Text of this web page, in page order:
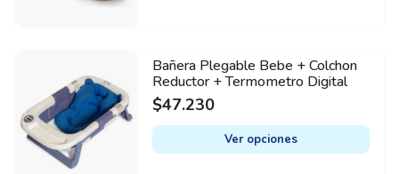
may
be
chosen
on
the
Bañera Plegable Bebe + Colchon
Reductor + Termometro Digital
$47.230
Ver opciones
This
product
has
multiple
variants.